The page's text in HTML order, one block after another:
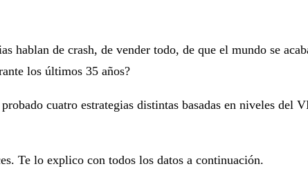
de crash, de vender todo, de que el mundo se
los últimos 35 años?
cuatro estrategias distintas basadas en niveles
Te lo explico con todos los datos a continuación.